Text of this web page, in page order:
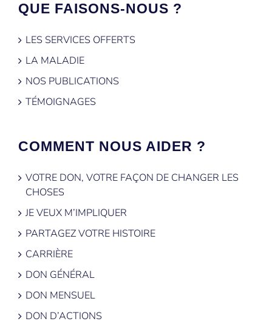
QUE FAISONS-NOUS ?
LES SERVICES OFFERTS
LA MALADIE
NOS PUBLICATIONS
TÉMOIGNAGES
COMMENT NOUS AIDER ?
VOTRE DON, VOTRE FAÇON DE CHANGER LES
CHOSES
JE VEUX M’IMPLIQUER
PARTAGEZ VOTRE HISTOIRE
CARRIÈRE
DON GÉNÉRAL
DON MENSUEL
DON D’ACTIONS